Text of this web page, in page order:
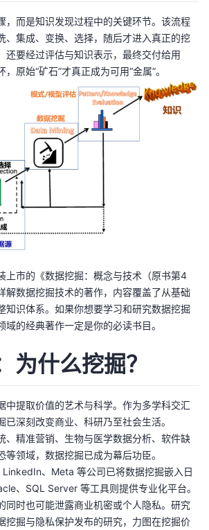
，而是知识发现过程中的关键环节。该流程
、集成、变换、选择，随后才进入真正的挖
还要经过评估与知识表示，最终交付给用
原始“矿石”才真正成为可用“金属”。
上市的《数据挖掘：概念与技术（原书第4
解数据挖掘技术的著作，内容覆盖了从基础
知识体系。如果你想要学习和研究数据挖掘
的经典著作一定是你的必读书目。
什么挖掘？
中提取价值的艺术与科学。作为多学科交汇
已深刻改变商业、科研乃至社会生活。
、精准营销、生物与医学数据分析、软件缺
等领域，数据挖掘已成为幕后功臣。
、Meta 等公司已将数据挖掘嵌入日
、SQL Server 等工具则提供专业化平台。
同时也可能泄露商业机密或个人隐私。研究
挖掘与隐私保护发布的研究，力图在挖掘价